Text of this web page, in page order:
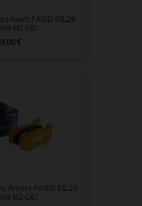
Avant PAGID RSL29
M2 F87
€
Arrière PAGID RSL29
M2 G87